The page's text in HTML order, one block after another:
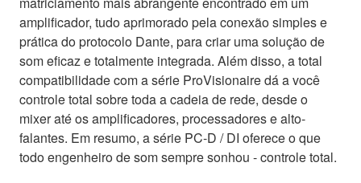
amplificador, tudo aprimorado pela conexão simples e
prática do protocolo Dante, para criar uma solução de
som eficaz e totalmente integrada. Além disso, a total
compatibilidade com a série ProVisionaire dá a você
controle total sobre toda a cadeia de rede, desde o
mixer até os amplificadores, processadores e alto-
falantes. Em resumo, a série PC-D / DI oferece o que
todo engenheiro de som sempre sonhou - controle total.